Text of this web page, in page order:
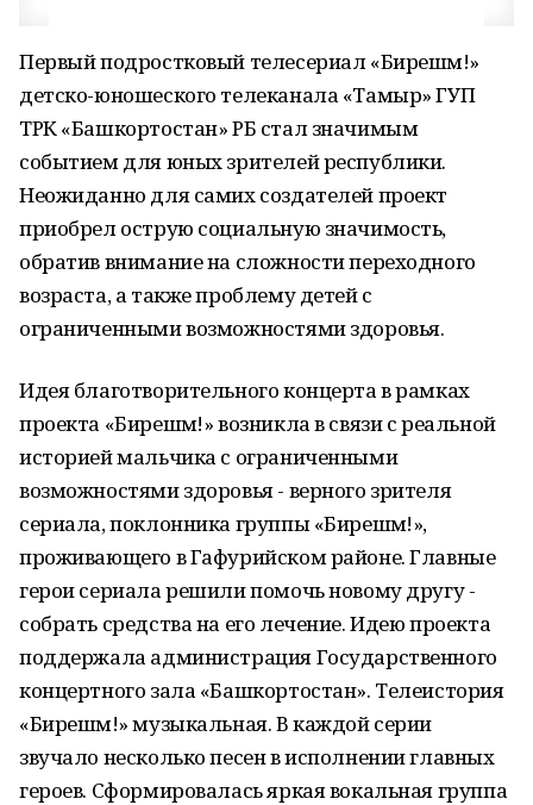
Первый подростковый телесериал «Бирешмә!»
детско-юношеского телеканала «Тамыр» ГУП
ТРК «Башкортостан» РБ стал значимым
событием для юных зрителей республики.
Неожиданно для самих создателей проект
приобрел острую социальную значимость,
обратив внимание на сложности переходного
возраста, а также проблему детей с
ограниченными возможностями здоровья.
Идея благотворительного концерта в рамках
проекта «Бирешмә!» возникла в связи с реальной
историей мальчика с ограниченными
возможностями здоровья - верного зрителя
сериала, поклонника группы «Бирешмә!»,
проживающего в Гафурийском районе. Главные
герои сериала решили помочь новому другу -
собрать средства на его лечение. Идею проекта
поддержала администрация Государственного
концертного зала «Башкортостан». Телеистория
«Бирешмә!» музыкальная. В каждой серии
звучало несколько песен в исполнении главных
героев. Сформировалась яркая вокальная группа